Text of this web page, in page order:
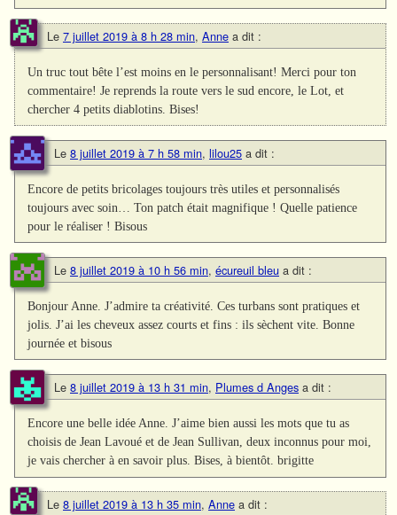
Le 7 juillet 2019 à 8 h 28 min, Anne a dit :
Un truc tout bête l’est moins en le personnalisant! Merci pour ton
commentaire! Je reprends la route vers le sud encore, le Lot, et
chercher 4 petits diablotins. Bises!
Le 8 juillet 2019 à 7 h 58 min, lilou25 a dit :
Encore de petits bricolages toujours très utiles et personnalisés
toujours avec soin… Ton patch était magnifique ! Quelle patience
pour le réaliser ! Bisous
Le 8 juillet 2019 à 10 h 56 min, écureuil bleu a dit :
Bonjour Anne. J’admire ta créativité. Ces turbans sont pratiques et
jolis. J’ai les cheveux assez courts et fins : ils sèchent vite. Bonne
journée et bisous
Le 8 juillet 2019 à 13 h 31 min, Plumes d Anges a dit :
Encore une belle idée Anne. J’aime bien aussi les mots que tu as
choisis de Jean Lavoué et de Jean Sullivan, deux inconnus pour moi,
je vais chercher à en savoir plus. Bises, à bientôt. brigitte
Le 8 juillet 2019 à 13 h 35 min, Anne a dit :